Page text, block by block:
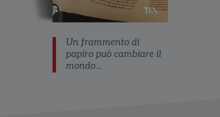
Un frammento di
papiro può cambiare il
mondo…